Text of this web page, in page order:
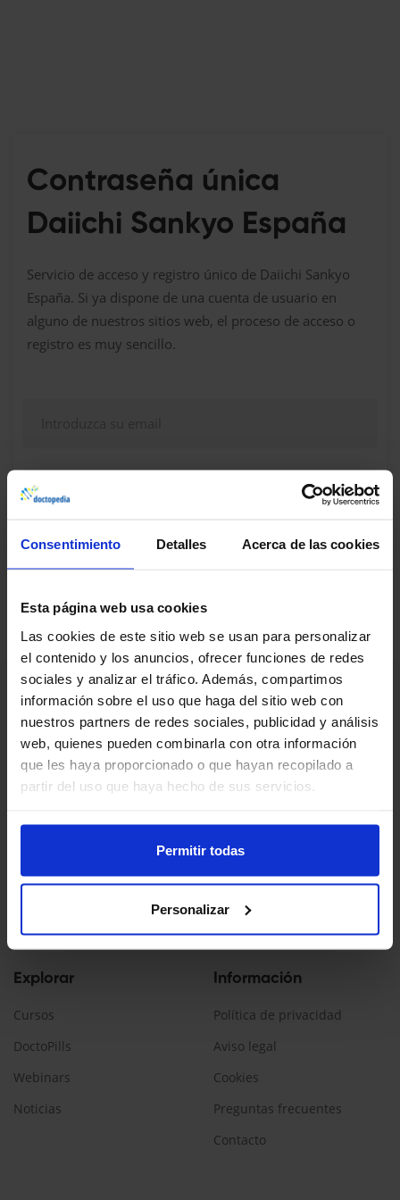
Consentimiento Detalles Acerca de las cookies
Esta página web usa cookies
Las cookies de este sitio web se usan para personalizar
el contenido y los anuncios, ofrecer funciones de redes
sociales y analizar el tráfico. Además, compartimos
información sobre el uso que haga del sitio web con
nuestros partners de redes sociales, publicidad y análisis
web, quienes pueden combinarla con otra información
que les haya proporcionado o que hayan recopilado a
partir del uso que haya hecho de sus servicios.
Permitir todas
Personalizar
Contraseña única
Daiichi Sankyo España
Servicio de acceso y registro único de Daiichi Sankyo
España. Si ya dispone de una cuenta de usuario en
alguno de nuestros sitios web, el proceso de acceso o
registro es muy sencillo.
¿Dudas, problemas? Consulte nuestra sección de
Preguntas frecuentes
profesionales sanitarios, que prescriban/dispensen
medicamentos en España.
Explorar
Cursos
DoctoPills
Webinars
Noticias
Información
Política de privacidad
Aviso legal
Cookies
Preguntas frecuentes
Contacto